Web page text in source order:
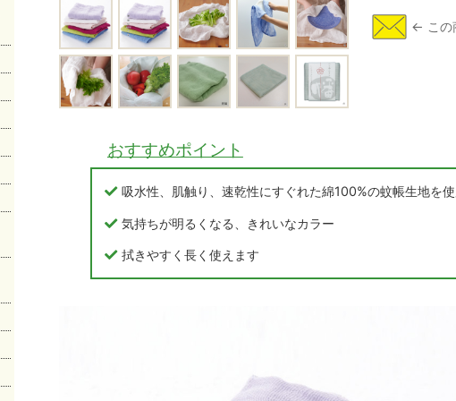
おすすめポイント
吸水性、肌触り、速乾性にすぐれた綿100%の蚊帳生地を
気持ちが明るくなる、きれいなカラー
拭きやすく長く使えます